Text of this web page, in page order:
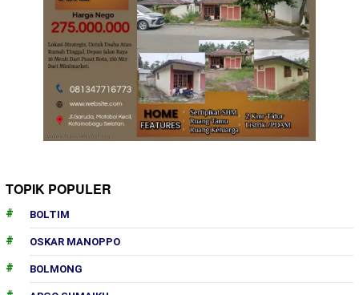
TOPIK POPULER
BOLTIM
OSKAR MANOPPO
BOLMONG